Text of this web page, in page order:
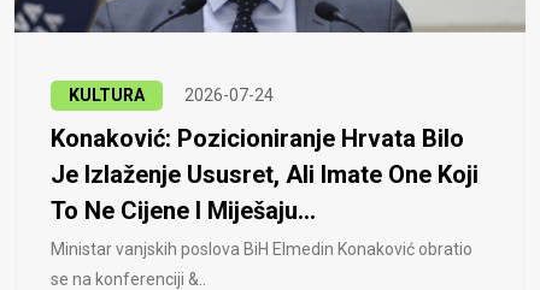
KULTURA 2026-07-24
Konaković: Pozicioniranje Hrvata Bilo
Je Izlaženje Ususret, Ali Imate One Koji
To Ne Cijene I Miješaju...
Ministar vanjskih poslova BiH Elmedin Konaković obratio
se na konferenciji &..